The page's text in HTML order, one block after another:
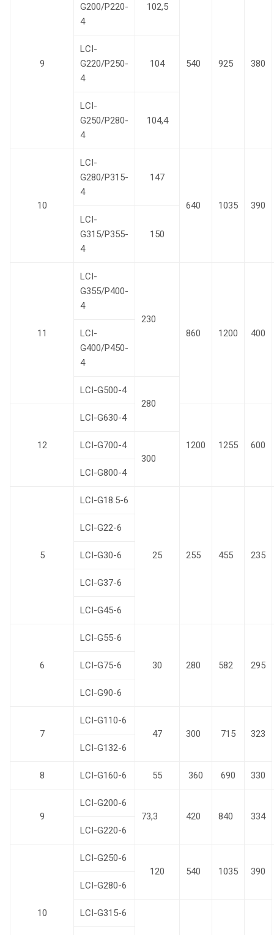
9
G200/P220-
4
102,5
540 925 380
LCI-
G220/P250-
4
104
LCI-
G250/P280-
4
104,4
10
LCI-
G280/P315-
4
147
640 1035
390
LCI-
G315/P355-
4
150
11
LCI-
G355/P400-
4
230
860
1200 400
LCI-
G400/P450-
4
LCI-G500-4
280
12
LCI-G630-4
1200 1255 600
LCI-G700-4
300
LCI-G800-4
5
LCI-G18.5-6
25 255 455 235
LCI-G22-6
LCI-G30-6
LCI-G37-6
LCI-G45-6
6
LCI-G55-6
30 280 582 295
LCI-G75-6
LCI-G90-6
7
LCI-G110-6
47
300 715
323
LCI-G132-6
8 LCI-G160-6 55 360 690 330
9
LCI-G200-6
73,3
420 840
334
LCI-G220-6
10
LCI-G250-6
120
540 1035
390
LCI-G280-6
LCI-G315-6